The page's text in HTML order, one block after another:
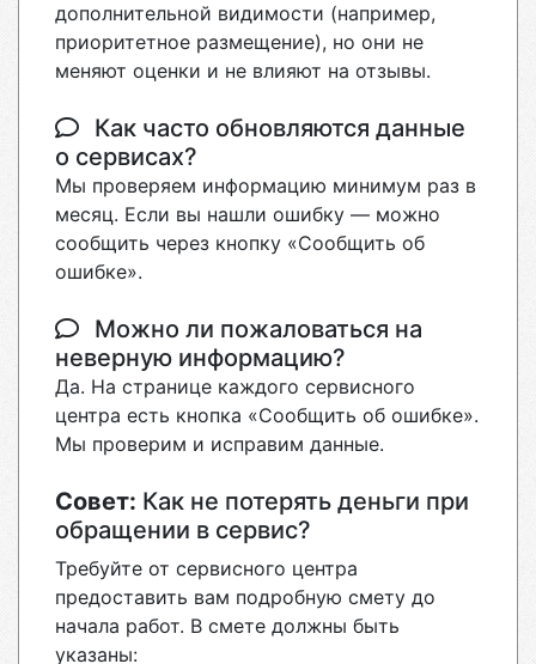
дополнительной видимости (например,
приоритетное размещение), но они не
меняют оценки и не влияют на отзывы.
Как часто обновляются данные
о сервисах?
Мы проверяем информацию минимум раз в
месяц. Если вы нашли ошибку — можно
сообщить через кнопку «Сообщить об
ошибке».
Можно ли пожаловаться на
неверную информацию?
Да. На странице каждого сервисного
центра есть кнопка «Сообщить об ошибке».
Мы проверим и исправим данные.
Совет: Как не потерять деньги при
обращении в сервис?
Требуйте от сервисного центра
предоставить вам подробную смету до
начала работ. В смете должны быть
указаны: